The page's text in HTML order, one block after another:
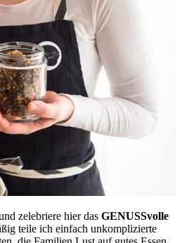
zelebriere hier das GENUSSvolle
teile ich einfach unkomplizierte